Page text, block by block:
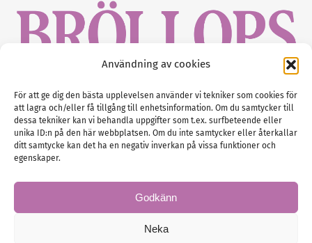
Användning av cookies
För att ge dig den bästa upplevelsen använder vi tekniker som cookies för
att lagra och/eller få tillgång till enhetsinformation. Om du samtycker till
dessa tekniker kan vi behandla uppgifter som t.ex. surfbeteende eller
unika ID:n på den här webbplatsen. Om du inte samtycker eller återkallar
ditt samtycke kan det ha en negativ inverkan på vissa funktioner och
egenskaper.
Godkänn
Neka
Gustaf Mattssons väg 2, 451 50 Uddevalla
Tel :0522-68 11 90
E-post:info@nordicbridalmedia.com